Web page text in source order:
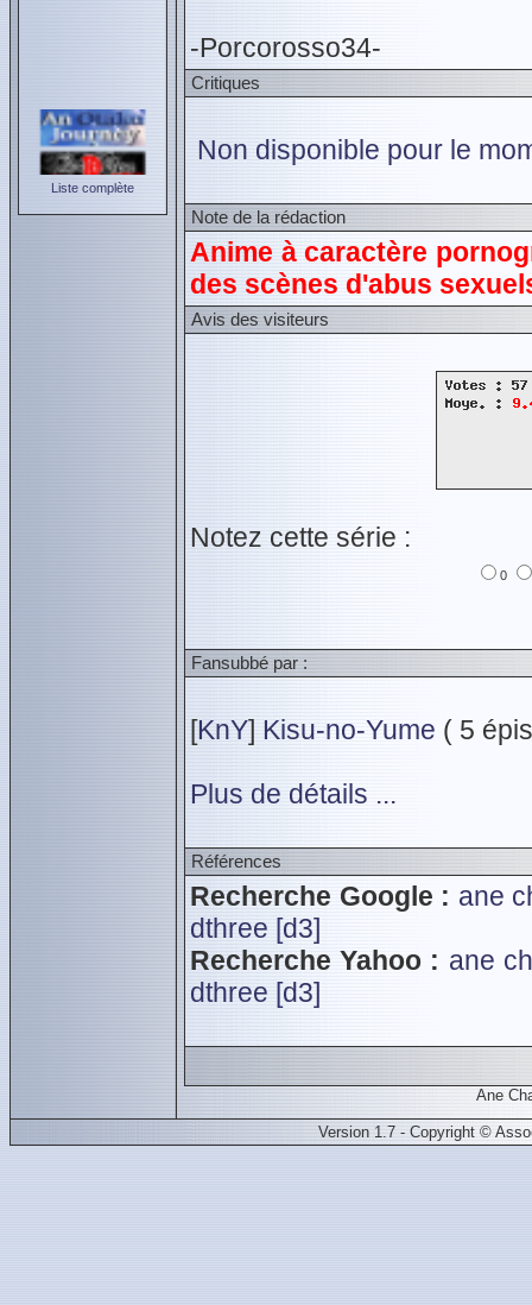
Liste complète
-Porcorosso34-
Critiques
Non disponible pour le
Note de la rédaction
Anime à caractère
des scènes d'abus
Avis des visiteurs
Notez cette série :
0
Fansubbé par :
[KnY] Kisu-no-Yume ( 5
Plus de détails ...
Références
Recherche Google : ane
dthree [d3]
Recherche Yahoo : ane
dthree [d3]
Ane
Version 1.7 - Copyright ©